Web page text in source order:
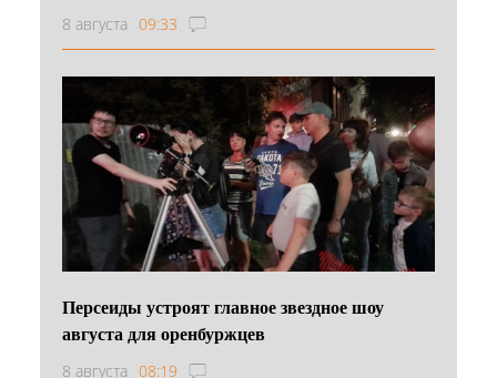
8 августа 09:33
Персеиды устроят главное звездное шоу
августа для оренбуржцев
8 августа 08:19